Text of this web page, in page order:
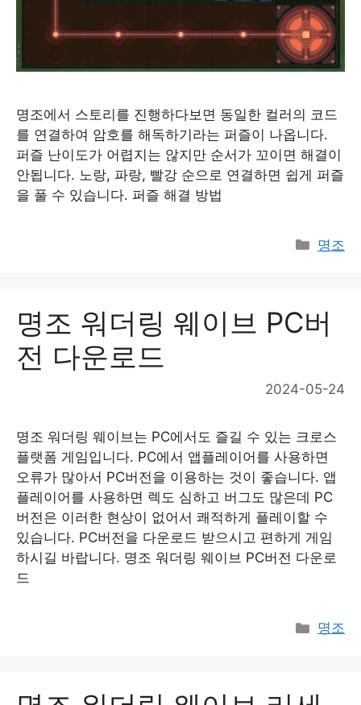
명조에서 스토리를 진행하다보면 동일한 컬러의 코드
를 연결하여 암호를 해독하기라는 퍼즐이 나옵니다.
퍼즐 난이도가 어렵지는 않지만 순서가 꼬이면 해결이
안됩니다. 노랑, 파랑, 빨강 순으로 연결하면 쉽게 퍼즐
을 풀 수 있습니다. 퍼즐 해결 방법
명조
명조 워더링 웨이브 PC버
전 다운로드
2024-05-24
명조 워더링 웨이브는 PC에서도 즐길 수 있는 크로스
플랫폼 게임입니다. PC에서 앱플레이어를 사용하면
오류가 많아서 PC버전을 이용하는 것이 좋습니다. 앱
플레이어를 사용하면 렉도 심하고 버그도 많은데 PC
버전은 이러한 현상이 없어서 쾌적하게 플레이할 수
있습니다. PC버전을 다운로드 받으시고 편하게 게임
하시길 바랍니다. 명조 워더링 웨이브 PC버전 다운로
드
명조